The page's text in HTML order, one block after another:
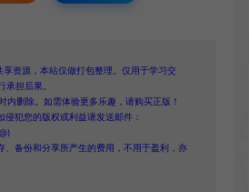
享资源，本站仅做打包整理。仅用于学习交
承担后果。
内删除。如需体验更多乐趣，请购买正版！
犯您的版权或利益请发送邮件：
、备份和分享所产生的费用，不用于盈利，亦